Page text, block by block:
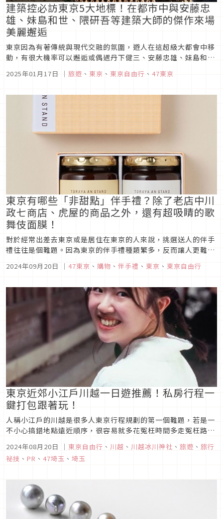
建築控必訪東京5大地標！在都市中與安藤忠
雄、妹島和世、隈研吾等建築大師的傑作來場
美麗邂逅
東京因為有著傳統與現代交融的氛圍，遊人在這超級大都會中移
動，有很大機率可以邂逅或偶遇丹下健三、安藤忠雄、妹島和
品不僅展現對自然與歷史的致敬或推崇，更會追求與周遭街景或
魅力，東京可說是日本現...
2025年01月17日 ｜ 旅遊 、 東京 、 東京自由行 、 47東京
東京有哪些「非甜點」伴手禮？除了老店中川
政七商店、虎屋的商品之外，還有超吸睛的歌
舞伎面膜！
對於經常出差去東京或是居住在東京的人來說，挑選送人的伴手
禮往往是個難題。因為東京的伴手禮種類繁多，反而讓人更難做
一定會想挑選東京限定、造型時尚的伴手禮送給他們吧？ 本篇將
2024年09月20日 ｜ 47東京 、 購物 、 伴手禮 、 東京 、 東京自由行
東京近郊小江戶川越一日遊推薦！私房行程一
鍵打包跟著玩！
人稱小江戶的川越是很多人東京行程規劃的第一個難題，若是一
不小心搞錯地點遠近順序，很容易就多花冤枉時間多走冤枉路，
這次讓旅遊達人「hitomi」用人氣旅遊規劃APP【去趣】帶大
家玩出超絲滑的私房行程，讓大家輕鬆抄答案，在小江戶川越體
驗氣氛滿點的旅程！（同樣的，本次行程表也不藏私大公開，讓
2024年08月20日 ｜ 東京自由行 、 川越 、 川越冰川神社 、 旅遊 、 旅行
祕技 、 PR 、 47埼玉 、 埼玉